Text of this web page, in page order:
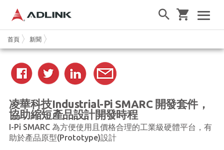
首頁 新聞
凌華科技Industrial-Pi SMARC 開發套件，
協助縮短產品設計開發時程
I-Pi SMARC 為方便使用且價格合理的工業級硬體平台，有
助於產品原型(Prototype)設計